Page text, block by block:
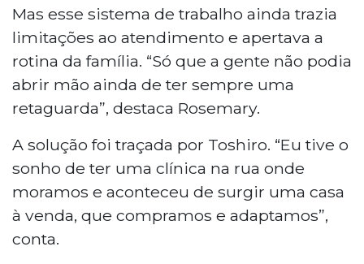
Mas esse sistema de trabalho ainda trazia
limitações ao atendimento e apertava a
rotina da família. “Só que a gente não podia
abrir mão ainda de ter sempre uma
retaguarda”, destaca Rosemary.
A solução foi traçada por Toshiro. “Eu tive o
sonho de ter uma clínica na rua onde
moramos e aconteceu de surgir uma casa
à venda, que compramos e adaptamos”,
conta.